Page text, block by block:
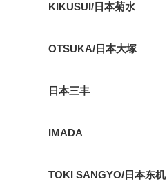
KIKUSUI/日本菊水
OTSUKA/日本大塚
日本三丰
IMADA
TOKI SANGYO/日本东机